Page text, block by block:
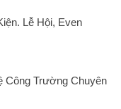
Lễ Hội, Even
Công Trường Chuyên